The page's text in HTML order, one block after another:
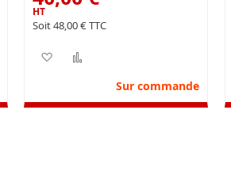
48,00 €
Ajouter à ma liste d’envie
Sur commande